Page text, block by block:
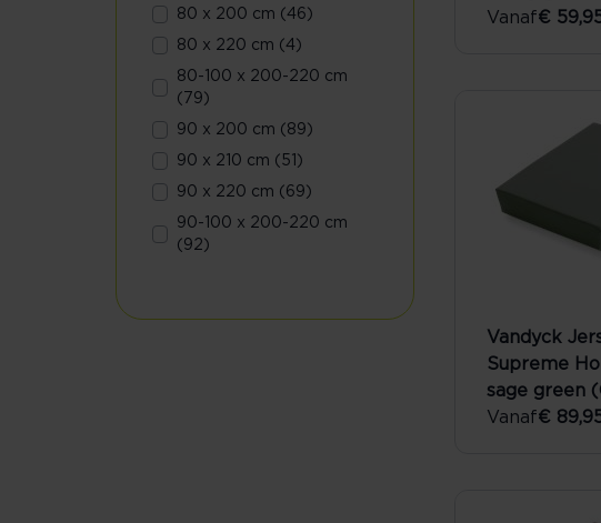
80 x 200 cm (46)
80 x 220 cm (4)
80-100 x 200-220 cm
(79)
90 x 200 cm (89)
90 x 210 cm (51)
90 x 220 cm (69)
90-100 x 200-220 cm
(92)
Vanaf€
Vandyck
Supreme
sage green
Vanaf€